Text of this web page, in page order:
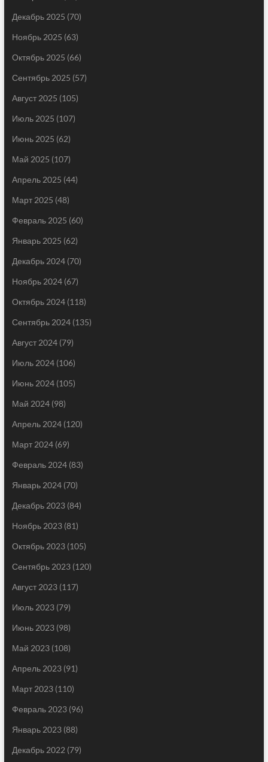
Декабрь 2025 (70)
Ноябрь 2025 (63)
Октябрь 2025 (66)
Сентябрь 2025 (57)
Август 2025 (105)
Июль 2025 (107)
Июнь 2025 (62)
Май 2025 (107)
Апрель 2025 (44)
Март 2025 (48)
Февраль 2025 (60)
Январь 2025 (62)
Декабрь 2024(70)
Ноябрь 2024(67)
Октябрь 2024(118)
Сентябрь 2024(135)
Август 2024(79)
Июль 2024(106)
Июнь 2024(105)
Май 2024(98)
Апрель 2024(120)
Март 2024(69)
Февраль 2024(83)
Январь 2024(70)
Декабрь 2023(84)
Ноябрь 2023(81)
Октябрь 2023(105)
Сентябрь 2023(120)
Август 2023(117)
Июль 2023(79)
Июнь 2023(98)
Май 2023(108)
Апрель 2023(91)
Март 2023(110)
Февраль 2023(96)
Январь 2023(88)
Декабрь 2022 (79)